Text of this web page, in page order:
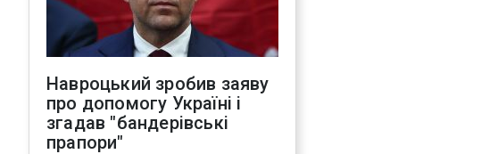
Навроцький зробив заяву
про допомогу Україні і
згадав "бандерівські
прапори"